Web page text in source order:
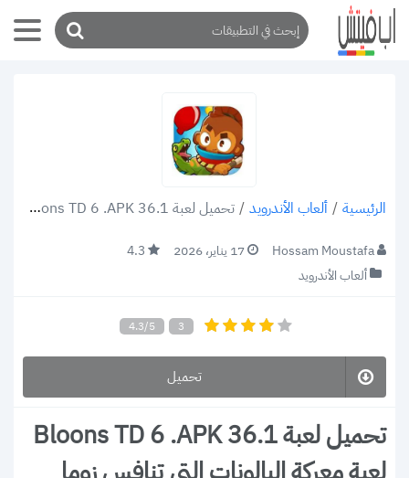
الرئيسية / ألعاب الأندرويد / تحميل لعبة Bloons TD 6 .APK 36.1 لعبة معركة البالونات التي تنافس زوما
Hossam Moustafa 17 يناير، 2026
4.3
ألعاب الأندرويد
4.3/5 3
تحميل
تحميل لعبة Bloons TD 6 .APK 36.1